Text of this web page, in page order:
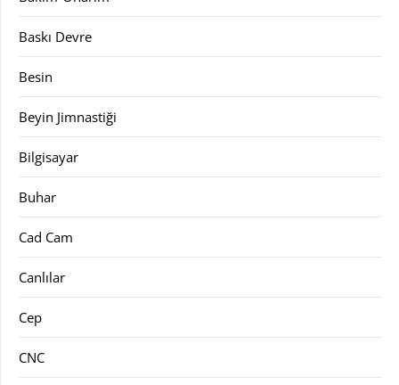
Baskı Devre
Besin
Beyin Jimnastiği
Bilgisayar
Buhar
Cad Cam
Canlılar
Cep
CNC